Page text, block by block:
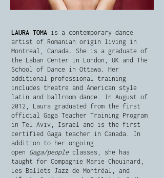
LAURA TOMA is a contemporary dance
artist of Romanian origin living in
Montreal, Canada. She is a graduate of
the Laban Center in London, UK and The
School of Dance in Ottawa. Her
additional professional training
includes theatre and American style
latin and ballroom dance. In August of
2012, Laura graduated from the first
official Gaga Teacher Training Program
in Tel Aviv, Israel and is the first
certified Gaga teacher in Canada. In
addition to her ongoing
open Gaga/peopleclasses, she has
taught for Compagnie Marie Chouinard,
Les Ballets Jazz de Montréal, and